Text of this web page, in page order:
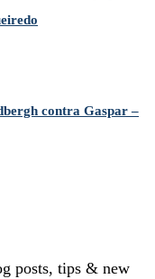
contra Gaspar –
posts, tips & new